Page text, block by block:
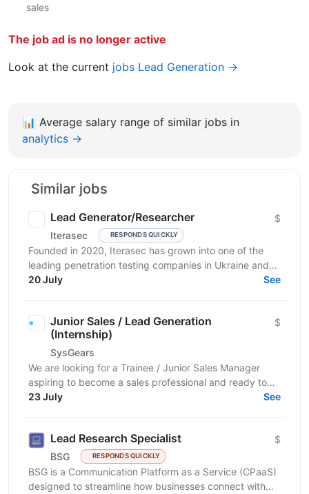
sales
The job ad is no longer active
Look at the current jobs Lead Generation →
📊 Average salary range of similar jobs in
analytics →
Similar jobs
Lead Generator/Researcher
Iterasec RESPONDS QUICKLY
$
Founded in 2020, Iterasec has grown into one of the
leading penetration testing companies in Ukraine and
Poland. We specialize in high-impact and in-depth...
20 July See
Junior Sales / Lead Generation
(Internship)
SysGears
$
We are looking for a Trainee / Junior Sales Manager
aspiring to become a sales professional and ready to
grow in Lead Generation and Full-Cycle Sales....
23 July See
Lead Research Specialist
BSG RESPONDS QUICKLY
$
BSG is a Communication Platform as a Service (CPaaS)
designed to streamline how businesses connect with